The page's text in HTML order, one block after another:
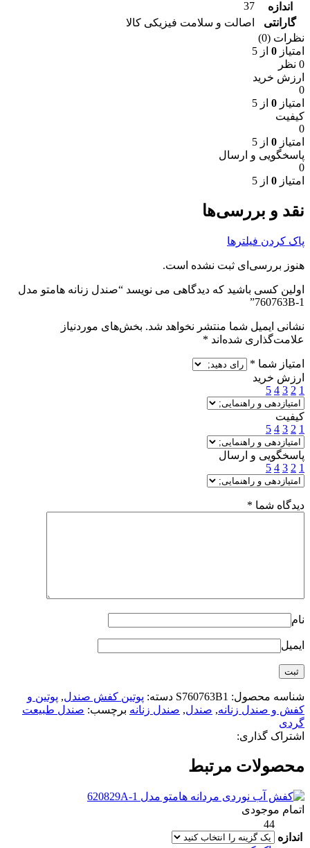
اندازه
37
گارانتی
اصالت و سلامت فیزیکی کالا
نظرات (0)
امتیاز 0 از 5
0 نظر
ارزش خرید
0
امتیاز 0 از 5
کیفیت
0
امتیاز 0 از 5
پاسخگویی و ارسال
0
امتیاز 0 از 5
نقد و بررسی‌ها
پاک کردن فیلترها
هنوز بررسی‌ای ثبت نشده است.
اولین کسی باشید که دیدگاهی می نویسد “صندل زنانه هامتو مدل
760763B-1”
نشانی ایمیل شما منتشر نخواهد شد. بخش‌های موردنیاز
علامت‌گذاری شده‌اند *
امتیاز شما *
ارزش خرید
1
2
3
4
5
کیفیت
1
2
3
4
5
پاسخگویی و ارسال
1
2
3
4
5
دیدگاه شما *
نام
ایمیل
شناسه محصول: S760763B1 دسته: پوتین کفش صندل, پوتین و
کفش و صندل زنانه, صندل, صندل زنانه برچسب: صندل طبیعت
گردی
اشتراک گذاری:
محصولات مرتبط
اتمام موجودی
اندازه
44